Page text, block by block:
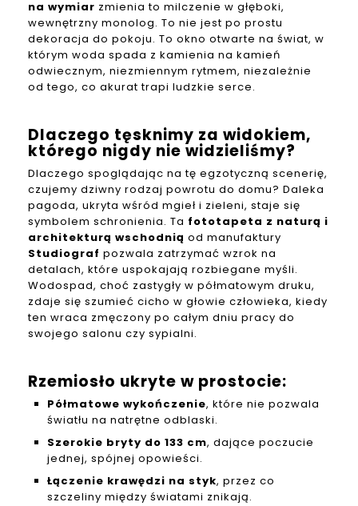
na wymiar zmienia to milczenie w głęboki,
wewnętrzny monolog. To nie jest po prostu
dekoracja do pokoju. To okno otwarte na świat, w
którym woda spada z kamienia na kamień
odwiecznym, niezmiennym rytmem, niezależnie
od tego, co akurat trapi ludzkie serce.
Dlaczego tęsknimy za widokiem,
którego nigdy nie widzieliśmy?
Dlaczego spoglądając na tę egzotyczną scenerię,
czujemy dziwny rodzaj powrotu do domu? Daleka
pagoda, ukryta wśród mgieł i zieleni, staje się
symbolem schronienia. Ta fototapeta z naturą i
architekturą wschodnią od manufaktury
Studiograf pozwala zatrzymać wzrok na
detalach, które uspokajają rozbiegane myśli.
Wodospad, choć zastygły w półmatowym druku,
zdaje się szumieć cicho w głowie człowieka, kiedy
ten wraca zmęczony po całym dniu pracy do
swojego salonu czy sypialni.
Rzemiosło ukryte w prostocie:
Półmatowe wykończenie, które nie pozwala
światłu na natrętne odblaski.
Szerokie bryty do 133 cm, dające poczucie
jednej, spójnej opowieści.
Łączenie krawędzi na styk, przez co
szczeliny między światami znikają.